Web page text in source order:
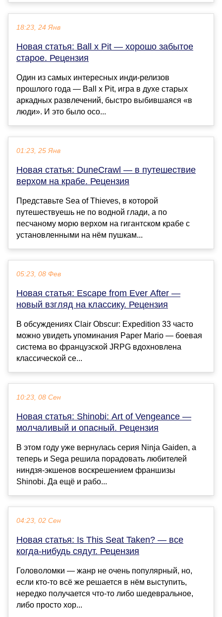
18:23, 24 Янв
Новая статья: Ball x Pit — хорошо забытое
старое. Рецензия
Один из самых интересных инди-релизов
прошлого года — Ball x Pit, игра в духе старых
аркадных развлечений, быстро выбившаяся «в
люди». И это было осо...
01:23, 25 Янв
Новая статья: DuneCrawl — в путешествие
верхом на крабе. Рецензия
Представьте Sea of Thieves, в которой
путешествуешь не по водной глади, а по
песчаному морю верхом на гигантском крабе с
установленными на нём пушкам...
05:23, 08 Фев
Новая статья: Escape from Ever After —
новый взгляд на классику. Рецензия
В обсуждениях Clair Obscur: Expedition 33 часто
можно увидеть упоминания Paper Mario — боевая
система во французской JRPG вдохновлена
классической се...
10:23, 08 Сен
Новая статья: Shinobi: Art of Vengeance —
молчаливый и опасный. Рецензия
В этом году уже вернулась серия Ninja Gaiden, а
теперь и Sega решила порадовать любителей
ниндзя-экшенов воскрешением франшизы
Shinobi. Да ещё и рабо...
04:23, 02 Сен
Новая статья: Is This Seat Taken? — все
когда-нибудь сядут. Рецензия
Головоломки — жанр не очень популярный, но,
если кто-то всё же решается в нём выступить,
нередко получается что-то либо шедевральное,
либо просто хор...